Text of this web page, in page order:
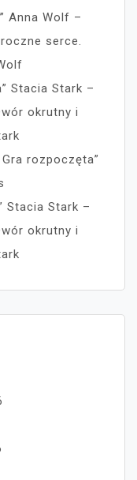
Anna Wolf –
serce.
Stacia Stark –
okrutny i
rozpoczęta”
Stacia Stark –
okrutny i